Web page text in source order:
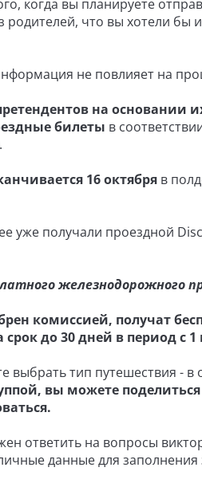
когда вы планируете
родителей, что вы хотели бы
не повлияет на
на основании
билеты в
16 октября в
уже получали проездной
железнодорожного
комиссией, получат
до 30 дней в период с
выбрать тип путешествия - в
вы можете
ответить на вопросы
данные для заполнения